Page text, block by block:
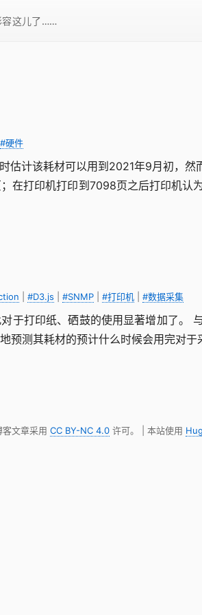
容这儿了……
#硬件
计该耗材可以用到2021年9月初，
打印机打印到7098页之后打印机认
#D3.js #SNMP #打印机 #数据采集
于打印纸、硒鼓的使用显著增加了。
测其耗材的预计什么时候会用完对于
文章采用 CC BY-NC 4.0许可。 | 本站使用